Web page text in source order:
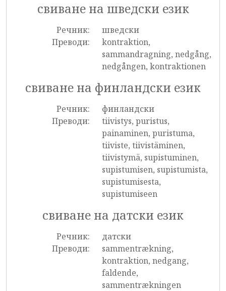
свиване на шведски език
Речник:
шведски
Преводи:
kontraktion,
sammandragning, nedgång,
nedgången, kontraktionen
свиване на финландски език
Речник:
финландски
Преводи:
tiivistys, puristus,
painaminen, puristuma,
tiiviste, tiivistäminen,
tiivistymä, supistuminen,
supistumisen, supistumista,
supistumisesta,
supistumiseen
свиване на датски език
Речник:
датски
Преводи:
sammentrækning,
kontraktion, nedgang,
faldende,
sammentrækningen